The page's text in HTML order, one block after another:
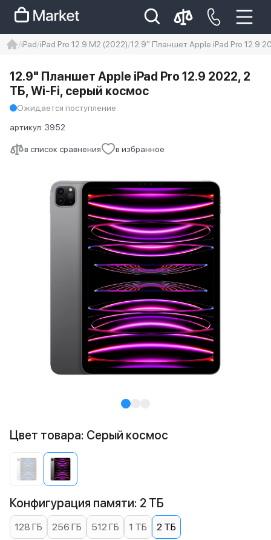
Iphone 14 pro max
айфон 14
iPad iPad Pro 12.9 M2 (2022) 12.9" Планшет Apple iPad Pro 12.9
в список сравнения в избранное
12.9" Планшет Apple iPad Pro 12.9 2022, 2
ТБ, Wi-Fi, серый космос
Ожидается поступление
артикул: 3952
Цвет товара: Серый космос
Конфигурация памяти: 2 ТБ
128 ГБ 256 ГБ 512 ГБ 1 ТБ 2 ТБ